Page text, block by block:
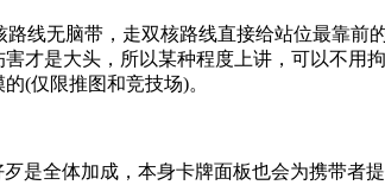
线无脑带，走双核路线直接给站位最靠前
才是大头，所以某种程度上讲，可以不用
(仅限推图和竞技场)。
是全体加成，本身卡牌面板也会为携带者